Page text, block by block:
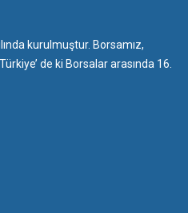
kurulmuştur. Borsamız,
de ki Borsalar arasında 16.